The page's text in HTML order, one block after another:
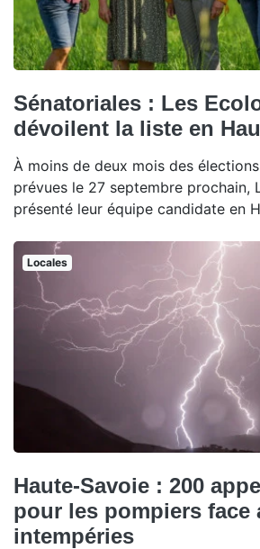
Sénatoriales : Les
dévoilent la liste en
À moins de deux mois des
prévues le 27 septembre prochain,
présenté leur équipe candidate en
Locales
Haute-Savoie : 200
pour les pompiers face
intempéries